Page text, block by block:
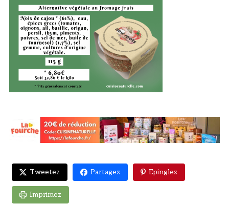
Tweetez Partagez Epinglez
Imprimez